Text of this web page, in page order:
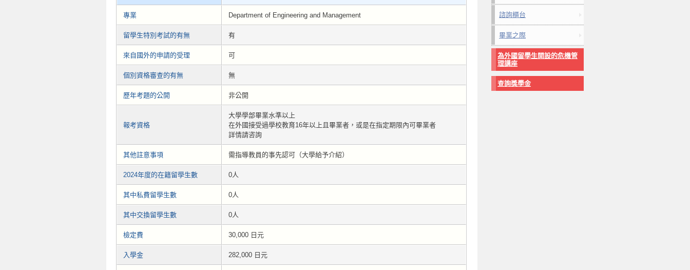
專業 Department of Engineering and Management
留學生特別考試的有無 有
來自國外的申請的受理 可
個別資格審查的有無 無
歷年考題的公開 非公開
報考資格
大學學部畢業水準以上
在外國接受過學校教育16年以上且畢業者，或是在指定期限內可畢業者
詳情請咨詢
其他註意事項 需指導教員的事先認可（大學給予介紹）
2024年度的在籍留學生數 0人
其中私費留學生數 0人
其中交換留學生數 0人
檢定費 30,000 日元
入學金 282,000 日元
諮詢櫃台
畢業之際
為外國留學生開設的危機管
理講座
查詢獎學金